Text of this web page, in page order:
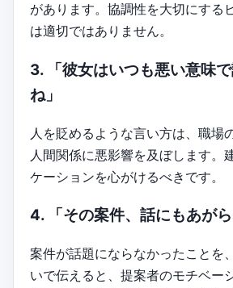
があります。協調性を大切にする
は適切ではありません。
3. 「彼女はいつも悪い意味
ね」
人を貶めるような言い方は、職場
人間関係に悪影響を及ぼします。
ケーションを心がけるべきです。
4. 「その案件、話にもあがら
案件が話題にならなかったことを
いで伝えると、提案者のモチベー